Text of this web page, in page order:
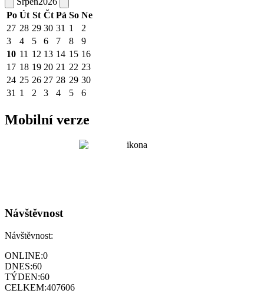
Po Út St Čt Pá So Ne
27 28 29 30 31 1
2
3
4 5 6 7 8
9
10 11 12 13 14 15 16
17 18 19 20 21 22 23
24 25 26 27 28 29 30
31 1 2 3 4 5 6
Mobilní verze
Návštěvnost
Návštěvnost:
ONLINE:0
DNES:60
TÝDEN:60
CELKEM:407606